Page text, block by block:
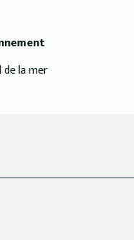
de la mer